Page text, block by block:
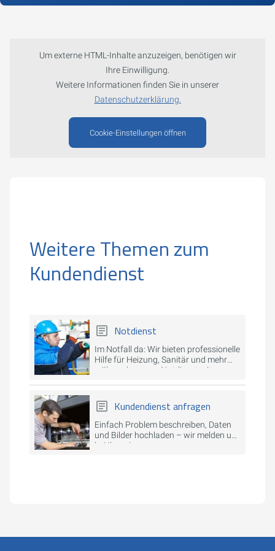
Um externe HTML-Inhalte anzuzeigen, benötigen wir
Ihre Einwilligung.
Weitere Informationen finden Sie in unserer
Datenschutzerklärung.
Cookie-Einstellungen öffnen
Weitere Themen zum
Kundendienst
Notdienst
Im Notfall da: Wir bieten professionelle
Hilfe für Heizung, Sanitär und mehr
während unserer Notdienstzeiten.
Kundendienst anfragen
Einfach Problem beschreiben, Daten
und Bilder hochladen – wir melden uns
bei Ihnen!